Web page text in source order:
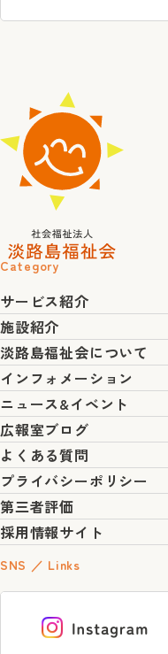
Category
サービス紹介
施設紹介
淡路島福祉会について
インフォメーション
ニュース&イベント
広報室ブログ
よくある質問
プライバシーポリシー
第三者評価
採用情報サイト
SNS ／ Links